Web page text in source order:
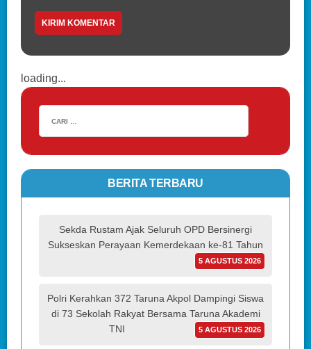
loading...
BERITA TERBARU
Sekda Rustam Ajak Seluruh OPD Bersinergi
Sukseskan Perayaan Kemerdekaan ke-81 Tahun
5 AGUSTUS 2026
Polri Kerahkan 372 Taruna Akpol Dampingi Siswa
di 73 Sekolah Rakyat Bersama Taruna Akademi
TNI
5 AGUSTUS 2026